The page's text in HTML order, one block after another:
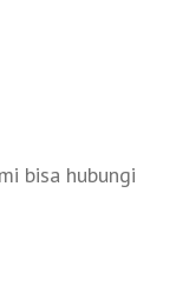
bisa hubungi